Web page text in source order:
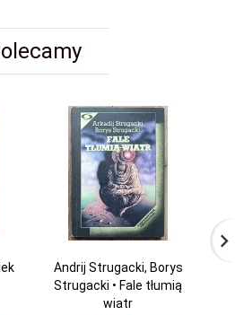
Andrij Strugacki, Borys
Strugacki • Fale tłumią
wiatr